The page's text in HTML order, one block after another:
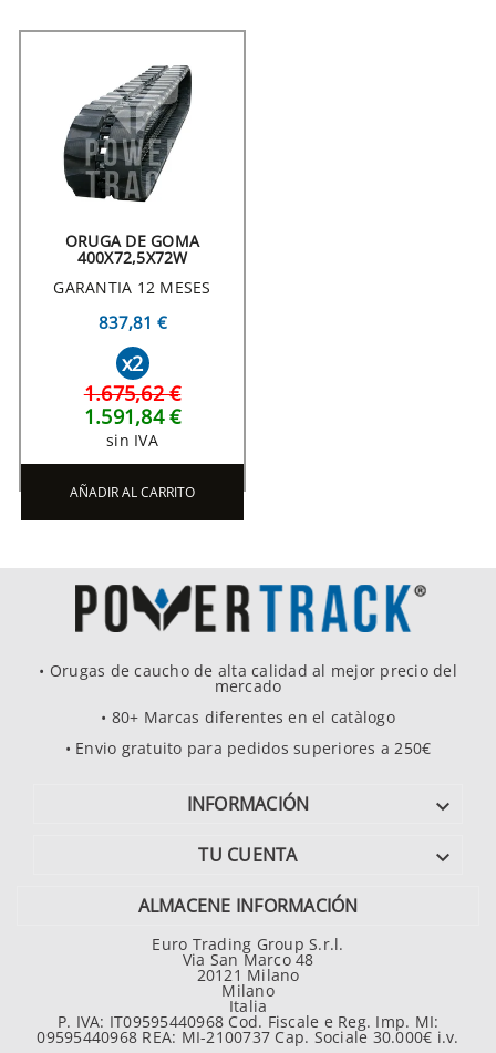
ORUGA DE GOMA
400X72,5X72W
GARANTIA 12 MESES
837,81 €
x2
1.675,62 €
1.591,84 €
sin IVA
AÑADIR AL CARRITO
• Orugas de caucho de alta calidad al mejor precio del
mercado
• 80+ Marcas diferentes en el catàlogo
• Envio gratuito para pedidos superiores a 250€
INFORMACIÓN 
TU CUENTA 
ALMACENE INFORMACIÓN
Euro Trading Group S.r.l.
Via San Marco 48
20121 Milano
Milano
Italia
P. IVA: IT09595440968 Cod. Fiscale e Reg. Imp. MI:
09595440968 REA: MI-2100737 Cap. Sociale 30.000€ i.v.